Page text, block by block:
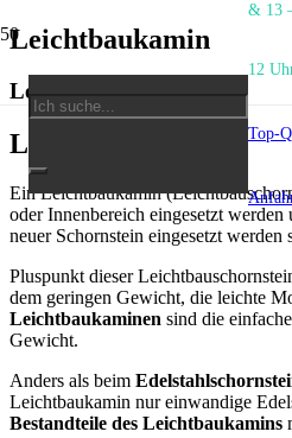
& 13
12
Top-
Leichtbaukamin
Leichtbau-Kamin
Leichtbaukamin
Ein Leichtbaukamin
oder Innenbereich eingesetzt
neuer Schornstein eingesetzt werden
Pluspunkt dieser
dem geringen Gewicht, die leichte
Leichtbaukaminen sind die
Gewicht.
Anders als beim
Leichtbaukamin nur einwandige
Bestandteile des Leichtbaukamins